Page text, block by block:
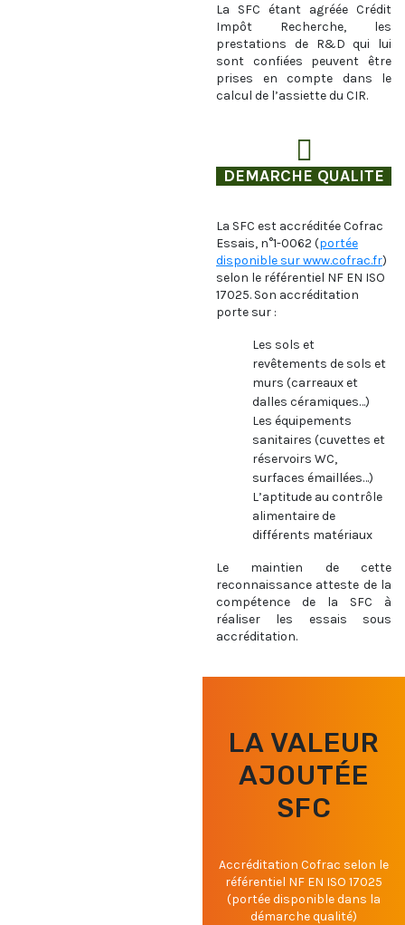
La SFC étant agréée Crédit
Impôt Recherche, les
prestations de R&D qui lui
sont confiées peuvent être
prises en compte dans le
calcul de l’assiette du CIR.
DEMARCHE QUALITE
La SFC est accréditée Cofrac
Essais, n°1-0062 (portée
disponible sur www.cofrac.fr)
selon le référentiel NF EN ISO
17025. Son accréditation
porte sur :
Les sols et
revêtements de sols et
murs (carreaux et
dalles céramiques…)
Les équipements
sanitaires (cuvettes et
réservoirs WC,
surfaces émaillées…)
L’aptitude au contrôle
alimentaire de
différents matériaux
Le maintien de cette
reconnaissance atteste de la
compétence de la SFC à
réaliser les essais sous
accréditation.
LA VALEUR
AJOUTÉE
SFC
Accréditation Cofrac selon le
référentiel NF EN ISO 17025
(portée disponible dans la
démarche qualité)